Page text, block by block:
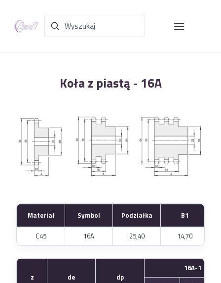
Koła z piastą - 16A
Materiał Symbol Podziałka B1
C45 16A 25,40 14,70
z de dp
16A-1